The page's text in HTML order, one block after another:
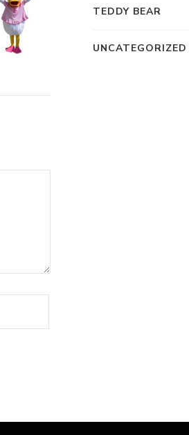
TEDDY BEAR
UNCATEGORIZED